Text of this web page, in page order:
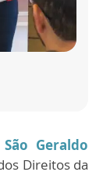
Geraldo
Direitos da